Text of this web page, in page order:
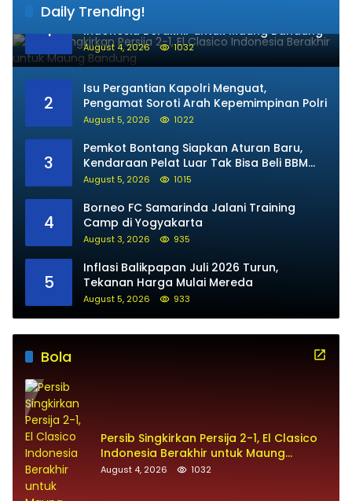
Daily Trending!
1
Persib Singkirkan Persija 2-1, El Clasico
Indonesia Berakhir untuk Maung Bandung
August 4, 2026 1032
2
Isu Pergantian Kapolri Menguat,
Pengamat Soroti Arah Kepemimpinan Polri
August 5, 2026 1022
3
Pemkot Bontang Siapkan Aturan Baru,
Kendaraan Pelat Luar Tak Bisa Beli BBM
Subsidi
August 5, 2026 1015
4
Borneo FC Samarinda Jalani Training
Camp di Yogyakarta
August 3, 2026 935
5
Inflasi Balikpapan Juli 2026 Turun,
Tekanan Harga Mulai Mereda
August 5, 2026 933
Bola
Persib Singkirkan Persija 2-1, El Clasico
Indonesia Berakhir untuk Maung
Bandung
August 4, 2026 1032